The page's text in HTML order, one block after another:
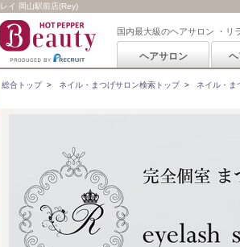
レイ 岡山駅前店(Rey)
国内最大級のヘアサロン ・リ
ヘアサロン
総合トップ> ネイル・まつげサロン検索トップ> ネイル・ま